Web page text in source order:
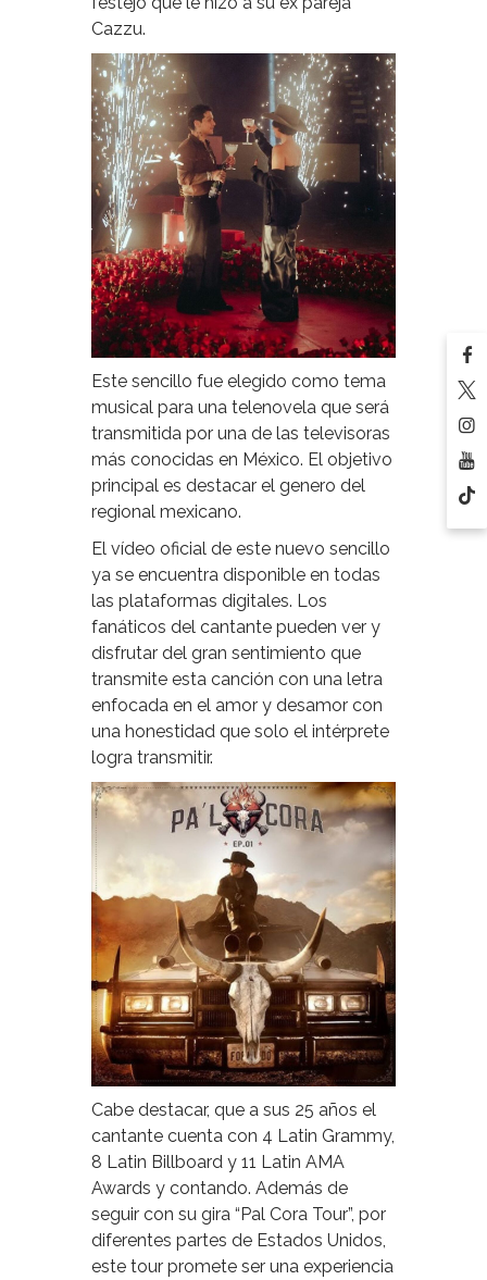
Cazzu.
Este sencillo fue elegido como tema
musical para una telenovela que será
transmitida por una de las televisoras
más conocidas en México. El objetivo
principal es destacar el genero del
regional mexicano.
El vídeo oficial de este nuevo sencillo
ya se encuentra disponible en todas
las plataformas digitales. Los
fanáticos del cantante pueden ver y
disfrutar del gran sentimiento que
transmite esta canción con una letra
enfocada en el amor y desamor con
una honestidad que solo el intérprete
logra transmitir.
Cabe destacar, que a sus 25 años el
cantante cuenta con 4 Latin Grammy,
8 Latin Billboard y 11 Latin AMA
Awards y contando. Además de
seguir con su gira “Pal Cora Tour”, por
diferentes partes de Estados Unidos,
este tour promete ser una experiencia